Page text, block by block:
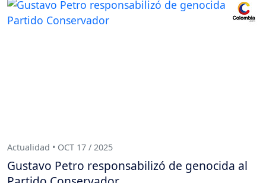
Actualidad • OCT 17 / 2025
Gustavo Petro responsabilizó de genocida al